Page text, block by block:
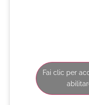
Fai clic per